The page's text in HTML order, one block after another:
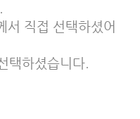
서 직접 선택하셨어
택하셨습니다.